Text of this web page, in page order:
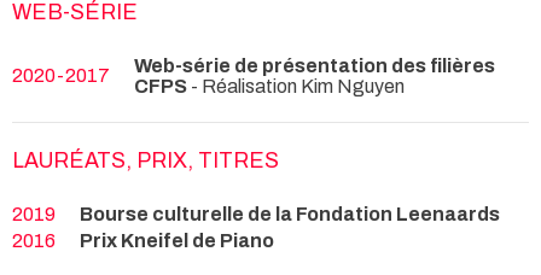
WEB-SÉRIE
2020-2017
Web-série de présentation des filières
CFPS - Réalisation Kim Nguyen
LAURÉATS, PRIX, TITRES
2019
Bourse culturelle de la Fondation Leenaards
2016
Prix Kneifel de Piano